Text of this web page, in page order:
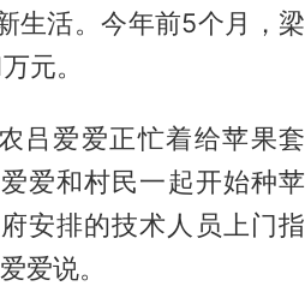
生活。今年前5个月，梁
元。
吕爱爱正忙着给苹果套
爱和村民一起开始种苹
安排的技术人员上门指
爱说。